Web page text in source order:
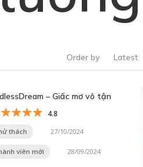
Order by Latest
– Giấc mơ vô tận
4.8
thách 27/10/2024
viên mới 28/09/2024